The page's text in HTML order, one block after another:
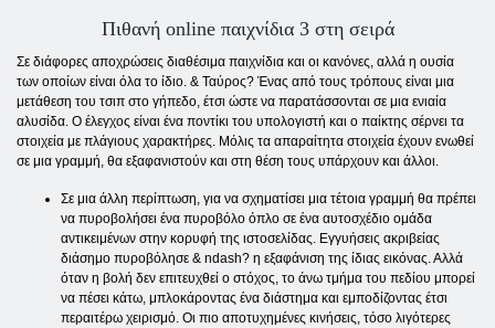
Πιθανή online παιχνίδια 3 στη σειρά
Σε διάφορες αποχρώσεις διαθέσιμα παιχνίδια και οι κανόνες, αλλά η ουσία
των οποίων είναι όλα το ίδιο. & Ταύρος? Ένας από τους τρόπους είναι μια
μετάθεση του τσιπ στο γήπεδο, έτσι ώστε να παρατάσσονται σε μια ενιαία
αλυσίδα. Ο έλεγχος είναι ένα ποντίκι του υπολογιστή και ο παίκτης σέρνει τα
στοιχεία με πλάγιους χαρακτήρες. Μόλις τα απαραίτητα στοιχεία έχουν ενωθεί
σε μια γραμμή, θα εξαφανιστούν και στη θέση τους υπάρχουν και άλλοι.
Σε μια άλλη περίπτωση, για να σχηματίσει μια τέτοια γραμμή θα πρέπει
να πυροβολήσει ένα πυροβόλο όπλο σε ένα αυτοσχέδιο ομάδα
αντικειμένων στην κορυφή της ιστοσελίδας. Εγγυήσεις ακριβείας
διάσημο πυροβόλησε & ndash? η εξαφάνιση της ίδιας εικόνας. Αλλά
όταν η βολή δεν επιτευχθεί ο στόχος, το άνω τμήμα του πεδίου μπορεί
να πέσει κάτω, μπλοκάροντας ένα διάστημα και εμποδίζοντας έτσι
περαιτέρω χειρισμό. Οι πιο αποτυχημένες κινήσεις, τόσο λιγότερες